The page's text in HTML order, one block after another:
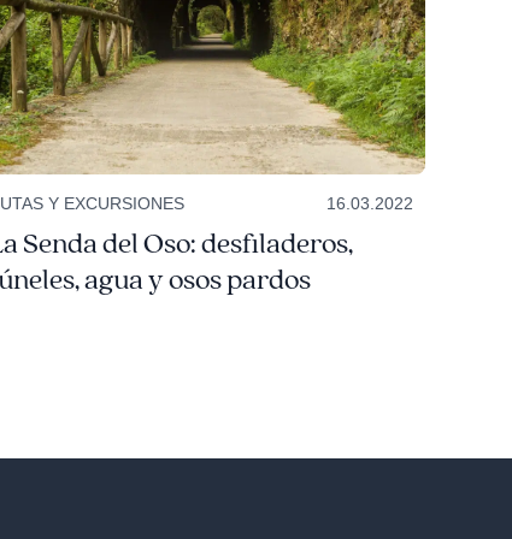
Y EXCURSIONES 16.03.2022
Senda del Oso: desfiladeros,
agua y osos pardos